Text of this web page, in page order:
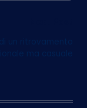
un ritrovamento
ma casuale